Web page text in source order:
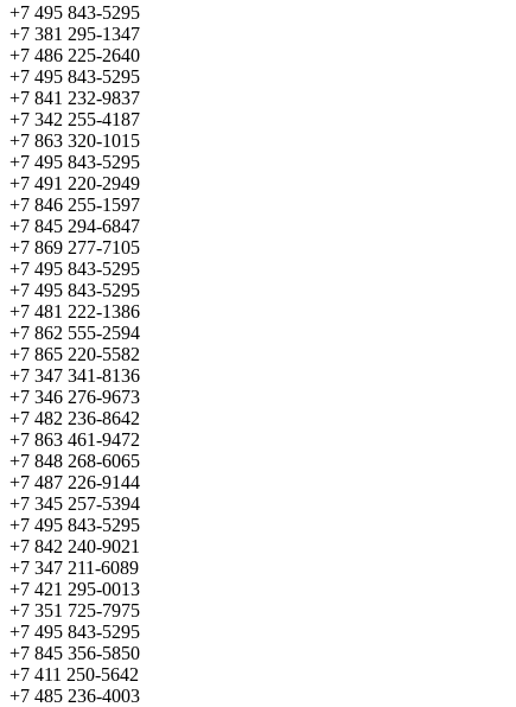
+7 495 843-5295
+7 381 295-1347
+7 486 225-2640
+7 495 843-5295
+7 841 232-9837
+7 342 255-4187
+7 863 320-1015
+7 495 843-5295
+7 491 220-2949
+7 846 255-1597
+7 845 294-6847
+7 869 277-7105
+7 495 843-5295
+7 495 843-5295
+7 481 222-1386
+7 862 555-2594
+7 865 220-5582
+7 347 341-8136
+7 346 276-9673
+7 482 236-8642
+7 863 461-9472
+7 848 268-6065
+7 487 226-9144
+7 345 257-5394
+7 495 843-5295
+7 842 240-9021
+7 347 211-6089
+7 421 295-0013
+7 351 725-7975
+7 495 843-5295
+7 845 356-5850
+7 411 250-5642
+7 485 236-4003